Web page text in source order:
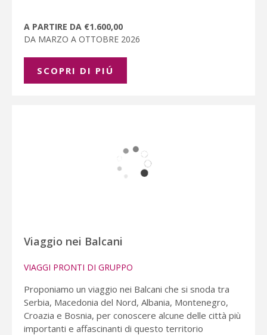
A PARTIRE DA €1.600,00
DA MARZO A OTTOBRE 2026
SCOPRI DI PIÚ
Viaggio nei Balcani
VIAGGI PRONTI DI GRUPPO
Proponiamo un viaggio nei Balcani che si snoda tra
Serbia, Macedonia del Nord, Albania, Montenegro,
Croazia e Bosnia, per conoscere alcune delle città più
importanti e affascinanti di questo territorio